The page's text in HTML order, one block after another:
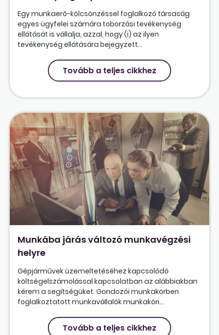
Egy munkaerő-kölcsönzéssel foglalkozó társaság
egyes ügyfelei számára toborzási tevékenység
ellátását is vállalja, azzal, hogy (i) az ilyen
tevékenység ellátására bejegyzett...
Tovább a teljes cikkhez
Munkába járás változó munkavégzési
helyre
Gépjárművek üzemeltetéséhez kapcsolódó
költségelszámolással kapcsolatban az alábbiakban
kérem a segítségüket. Gondozói munkakörben
foglalkoztatott munkavállalók munkaköri...
Tovább a teljes cikkhez